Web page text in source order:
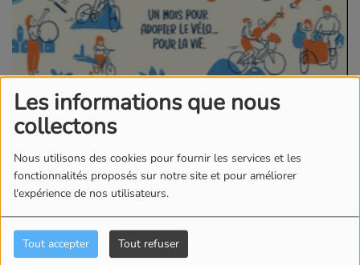
Les informations que nous
collectons
Nous utilisons des cookies pour fournir les services et les
fonctionnalités proposés sur notre site et pour améliorer
l'expérience de nos utilisateurs.
Tout accepter Tout refuser
30 AVRIL 2026
Hautes-Pyrénées, lance un groupe de travail pour
développer l’usage du vélo au quotidien comme
l’État, collectivités et associations locales
au vélo du quotidien, s’associent dans cette